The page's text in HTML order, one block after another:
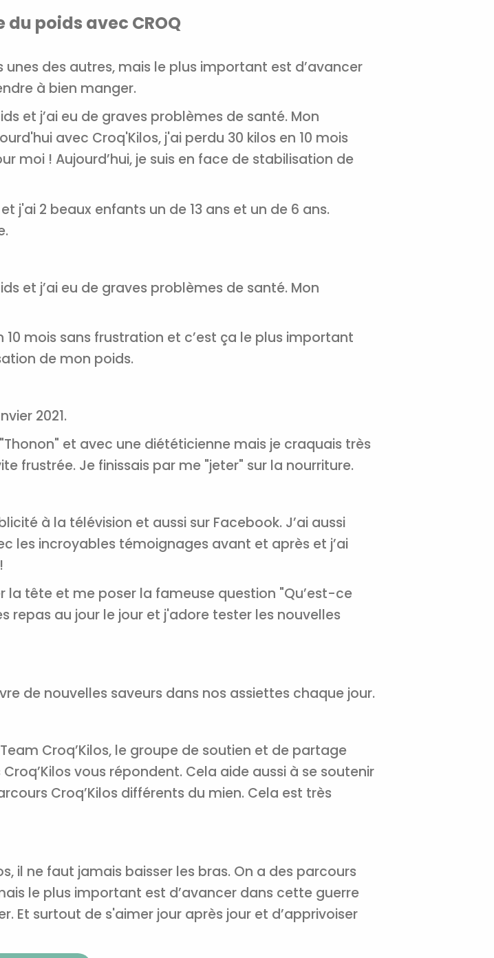
poids avec CROQ
des autres, mais le plus important est d’avancer
à bien manger.
et j’ai eu de graves problèmes de santé. Mon
avec Croq'Kilos, j'ai perdu 30 kilos en 10 mois
moi ! Aujourd’hui, je suis en face de stabilisation de
j'ai 2 beaux enfants un de 13 ans et un de 6 ans.
et j’ai eu de graves problèmes de santé. Mon
mois sans frustration et c’est ça le plus important
de mon poids.
2021.
et avec une diététicienne mais je craquais très
frustrée. Je finissais par me "jeter" sur la nourriture.
à la télévision et aussi sur Facebook. J’ai aussi
les incroyables témoignages avant et après et j’ai
tête et me poser la fameuse question "Qu’est-ce
repas au jour le jour et j'adore tester les nouvelles
de nouvelles saveurs dans nos assiettes chaque jour.
Croq’Kilos, le groupe de soutien et de partage
vous répondent. Cela aide aussi à se soutenir
Croq’Kilos différents du mien. Cela est très
il ne faut jamais baisser les bras. On a des parcours
le plus important est d’avancer dans cette guerre
Et surtout de s'aimer jour après jour et d’apprivoiser
×
Recevez gratuitement 180
Ainsi que la newsletter promotionnelle de
performances des campagnes. Nous
l'heure à laquelle vous le faites ainsi que
utilisez. Pour en savoir plus sur ces traceurs,
Votre adresse email sera utilisée par Digital Prisma Players pour vous
envoyer votre newsletter contenant des offres commerciales